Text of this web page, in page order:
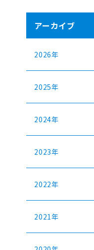
アーカイブ
2026年
2025年
2024年
2023年
2022年
2021年